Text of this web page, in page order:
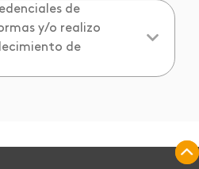
de
y/o realizo
de